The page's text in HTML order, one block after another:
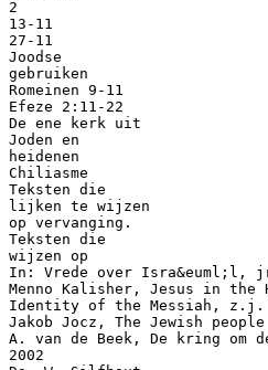
2
13-11
27-11
Joodse
gebruiken
Romeinen 9-11
Efeze 2:11-22
De ene kerk uit
Joden en
heidenen
Chiliasme
Teksten die
lijken te wijzen
op vervanging.
Teksten die
wijzen op
In: Vrede over Isra&euml;l,
Menno Kalisher, Jesus in the
Identity of the Messiah, z.j.
Jakob Jocz, The Jewish
A. van de Beek, De kring om
2002